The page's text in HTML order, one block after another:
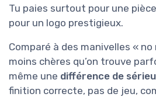
Tu paies surtout pour une
pour un logo prestigieux.
Comparé à des manivelles «
moins chères qu’on trouve
même une différence de
finition correcte, pas de jeu,